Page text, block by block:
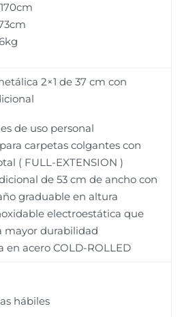
2×1 de 37 cm con
de uso personal
carpetas colgantes con
( FULL-EXTENSION )
de 53 cm de ancho con
graduable en altura
electroestática que
mayor durabilidad
en acero COLD-ROLLED
hábiles